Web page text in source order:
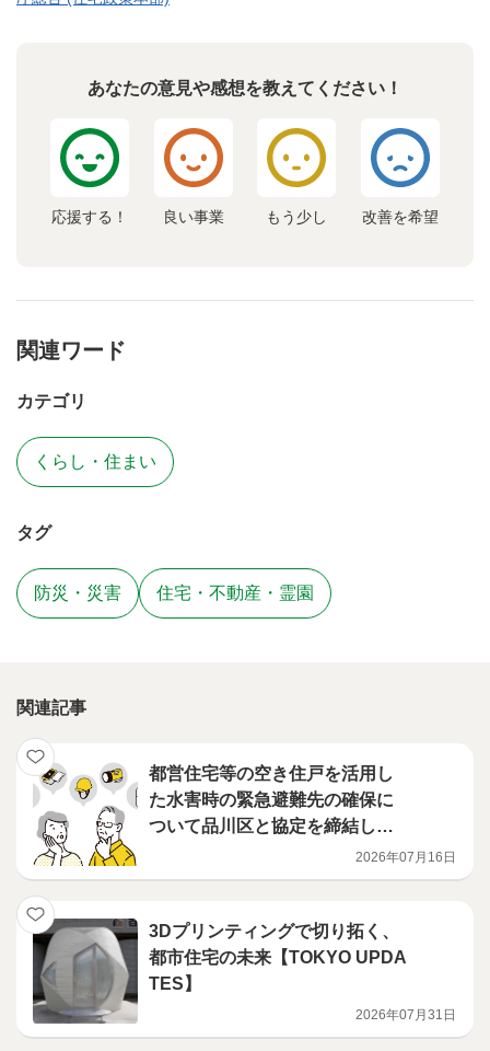
あなたの意見や感想を教えてください！
応援する！ 良い事業 もう少し 改善を希望
関連ワード
カテゴリ
くらし・住まい
タグ
防災・災害 住宅・不動産・霊園
関連記事
都営住宅等の空き住戸を活用し
た水害時の緊急避難先の確保に
ついて品川区と協定を締結しま
2026年07月16日
3Dプリンティングで切り拓く、
都市住宅の未来【TOKYO UPDA
TES】
2026年07月31日